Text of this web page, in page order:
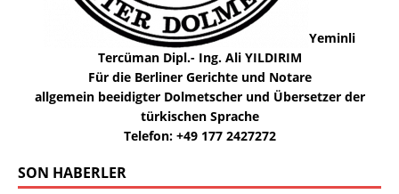
Yeminli
Tercüman Dipl.- Ing. Ali YILDIRIM
Für die Berliner Gerichte und Notare
allgemein beeidigter Dolmetscher und Übersetzer der
türkischen Sprache
Telefon: +49 177 2427272
SON HABERLER